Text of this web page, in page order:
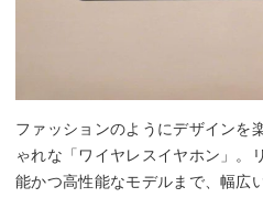
ファッションのようにデザインを
ゃれな「ワイヤレスイヤホン」。
能かつ高性能なモデルまで、幅広